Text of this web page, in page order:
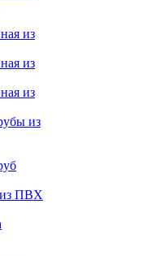
из
из
из
из
из ПВХ